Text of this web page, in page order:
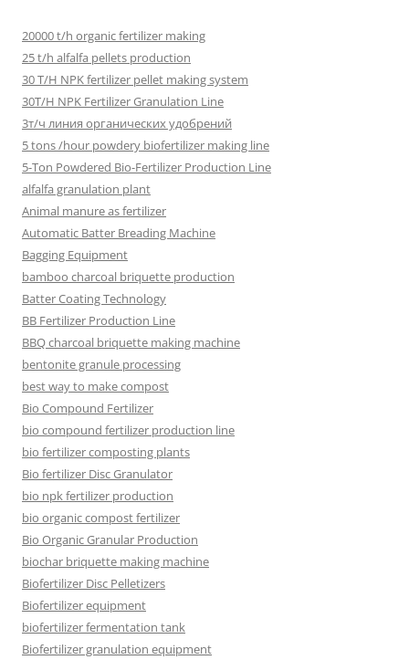
20000 t/h organic fertilizer making
25 t/h alfalfa pellets production
30 T/H NPK fertilizer pellet making system
30T/H NPK Fertilizer Granulation Line
3т/ч линия органических удобрений
5 tons /hour powdery biofertilizer making line
5-Ton Powdered Bio-Fertilizer Production Line
alfalfa granulation plant
Animal manure as fertilizer
Automatic Batter Breading Machine
Bagging Equipment
bamboo charcoal briquette production
Batter Coating Technology
BB Fertilizer Production Line
BBQ charcoal briquette making machine
bentonite granule processing
best way to make compost
Bio Compound Fertilizer
bio compound fertilizer production line
bio fertilizer composting plants
Bio fertilizer Disc Granulator
bio npk fertilizer production
bio organic compost fertilizer
Bio Organic Granular Production
biochar briquette making machine
Biofertilizer Disc Pelletizers
Biofertilizer equipment
biofertilizer fermentation tank
Biofertilizer granulation equipment